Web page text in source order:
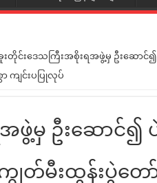
းတိုင်းဒေသကြီးအစိုးရအဖွဲ့မှ ဦးဆောင်
ကျင်းပပြုလုပ်
ဖွဲ့မှ ဦးဆောင်၍
တ်မီးထွန်းပွဲတေ